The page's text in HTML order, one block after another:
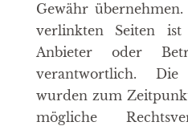
Gewähr
verlinkten Seiten
Anbieter oder
verantwortlich.
wurden zum
mögliche